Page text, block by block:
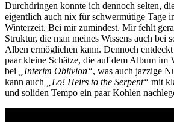
Durchdringen konnte ich dennoch selten,
eigentlich auch nix für schwermütige Tage
Winterzeit. Bei mir zumindest. Mir fehlt
Struktur, die man meines Wissens auch bei
Alben ermöglichen kann. Dennoch
paar kleine Schätze, die auf dem Album im
bei
„Interim Oblivion“, was auch jazzige
kann auch
„Lo! Heirs to the Serpent“ mit
und soliden Tempo ein paar Kohlen